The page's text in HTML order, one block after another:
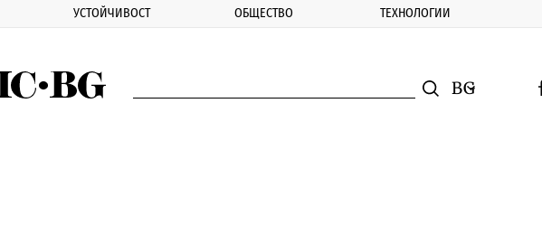
УСТОЙЧИВОСТ ОБЩЕСТВО ТЕХНОЛОГИИ
Смяна на